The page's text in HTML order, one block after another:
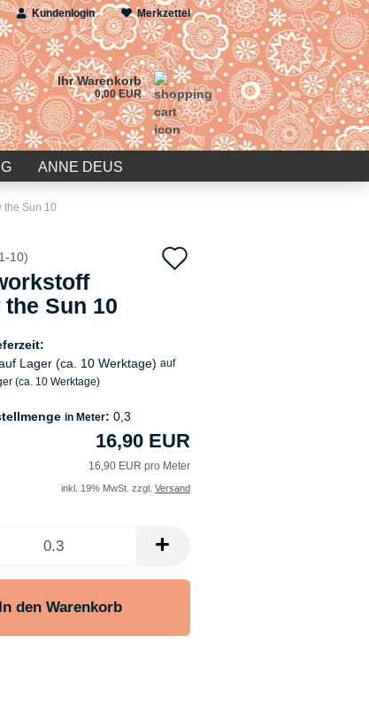
Kundenlogin Merkzettel
Ihr Warenkorb
0,00 EUR
ANNE DEUS
the Sun 10
10)
Sun 10
auf
(ca. 10 Werktage)
in Meter: 0,3
16,90 EUR
16,90 EUR pro Meter
inkl. 19% MwSt. zzgl. Versand
In den Warenkorb